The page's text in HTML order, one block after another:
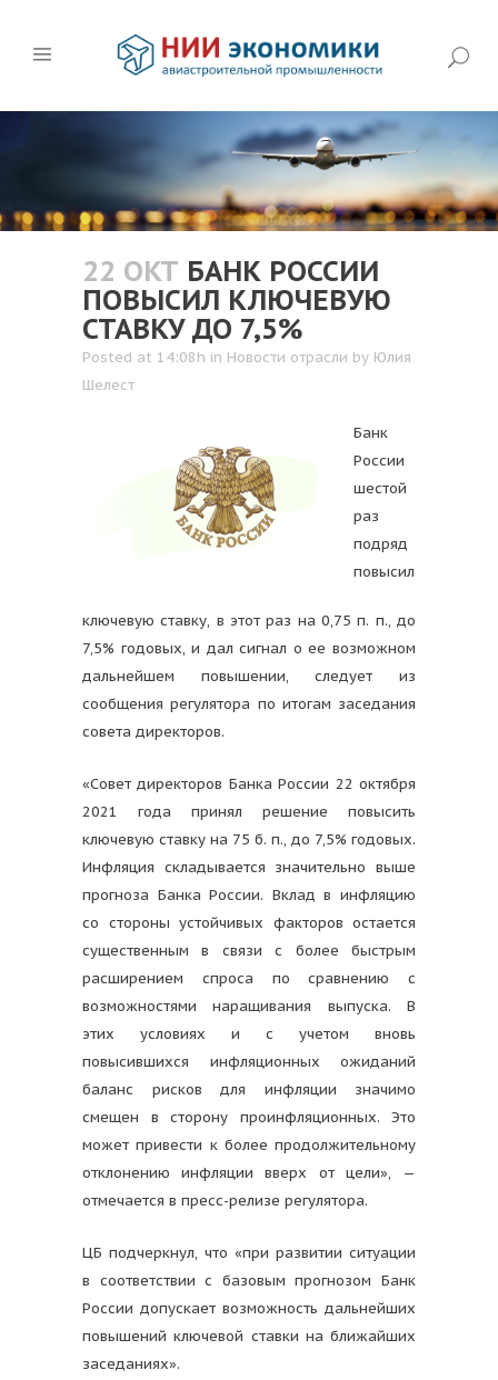
22 ОКТ БАНК РОССИИ
ПОВЫСИЛ КЛЮЧЕВУЮ
СТАВКУ ДО 7,5%
Posted at 14:08h in Новости отрасли by Юлия
Шелест
Банк
России
шестой
раз
подряд
повысил
ключевую ставку, в этот раз на 0,75 п. п., до
7,5% годовых, и дал сигнал о ее возможном
дальнейшем повышении, следует из
сообщения регулятора по итогам заседания
совета директоров.
«Совет директоров Банка России 22 октября
2021 года принял решение повысить
ключевую ставку на 75 б. п., до 7,5% годовых.
Инфляция складывается значительно выше
прогноза Банка России. Вклад в инфляцию
со стороны устойчивых факторов остается
существенным в связи с более быстрым
расширением спроса по сравнению с
возможностями наращивания выпуска. В
этих условиях и с учетом вновь
повысившихся инфляционных ожиданий
баланс рисков для инфляции значимо
смещен в сторону проинфляционных. Это
может привести к более продолжительному
отклонению инфляции вверх от цели», —
отмечается в пресс-релизе регулятора.
ЦБ подчеркнул, что «при развитии ситуации
в соответствии с базовым прогнозом Банк
России допускает возможность дальнейших
повышений ключевой ставки на ближайших
заседаниях».